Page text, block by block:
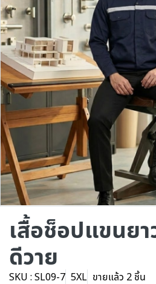
เสื้อช็อปแขนย
ดีวาย
SKU : SL09-7 5XL ขายแล้ว 2 ชิ้น